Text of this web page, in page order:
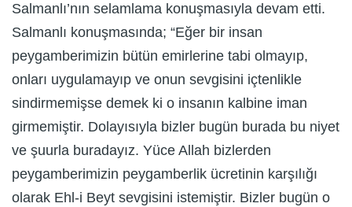
Salmanlı’nın selamlama konuşmasıyla devam etti.
Salmanlı konuşmasında; “Eğer bir insan
peygamberimizin bütün emirlerine tabi olmayıp,
onları uygulamayıp ve onun sevgisini içtenlikle
sindirmemişse demek ki o insanın kalbine iman
girmemiştir. Dolayısıyla bizler bugün burada bu niyet
ve şuurla buradayız. Yüce Allah bizlerden
peygamberimizin peygamberlik ücretinin karşılığı
olarak Ehl-i Beyt sevgisini istemiştir. Bizler bugün o